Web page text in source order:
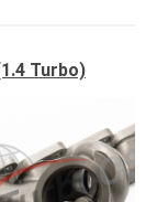
Turbo)